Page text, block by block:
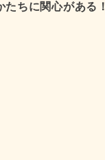
ちに関心がある！